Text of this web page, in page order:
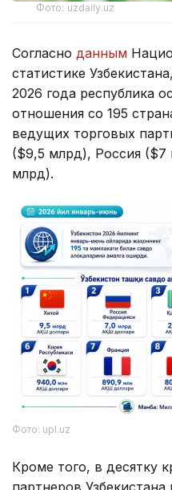
Фото: uzdaily.uz
Согласно данным
статистике
2026 года республика
отношения со 195
ведущих торговых
($9,5 млрд), Россия ($7
млрд).
Фото: upl.uz
Кроме того, в десятку